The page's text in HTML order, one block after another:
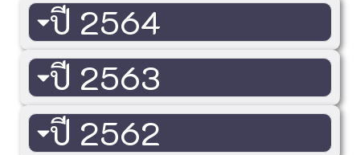
ปี 2564
ปี 2563
ปี 2562